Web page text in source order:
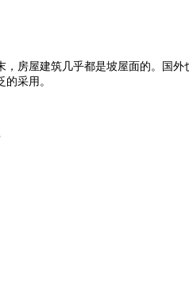
房屋建筑几乎都是坡屋面的。国外
采用。